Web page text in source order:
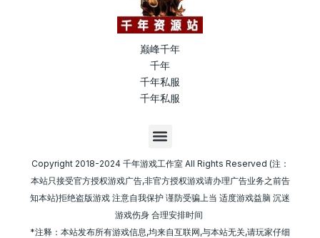
巅峰千年
千年
千年私服
千年私服
M
e
n
u
Copyright 2018-2024 千年游戏工作室 All Rights Reserved (注：
本站只接受官方授权游戏广告,非官方授权游戏请办理广告业务之前告
知本站)拒绝盗版游戏 注意自我保护 谨防受骗上当 适度游戏益脑 沉迷
游戏伤身 合理安排时间
*注释：本站发布所有游戏信息,均来自互联网,与本站无关,请玩家仔细